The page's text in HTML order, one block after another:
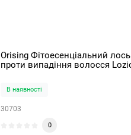
Orising Фітоесенціальний
проти випадіння волосся
В наявності
30703
0